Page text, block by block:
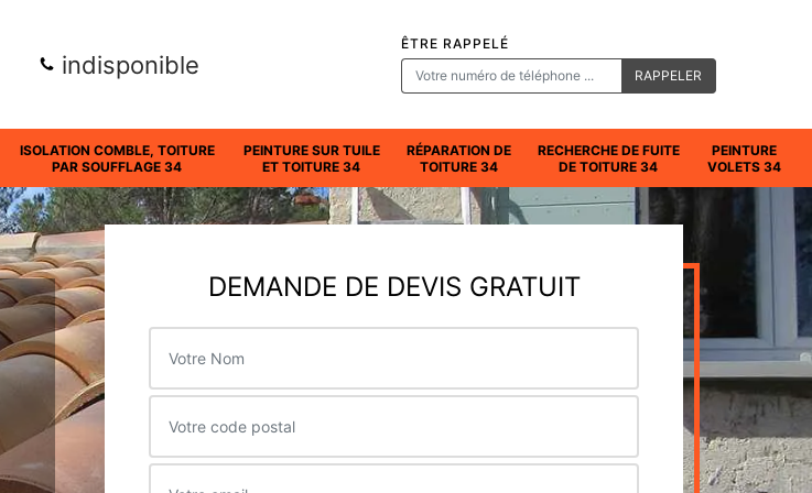
indisponible
ÊTRE RAPPELÉ
ISOLATION COMBLE, TOITURE
PAR SOUFFLAGE 34
PEINTURE SUR TUILE
ET TOITURE 34
RÉPARATION DE
TOITURE 34
RECHERCHE DE FUITE
DE TOITURE 34
PEINTURE
VOLETS 34
DEMANDE DE DEVIS GRATUIT